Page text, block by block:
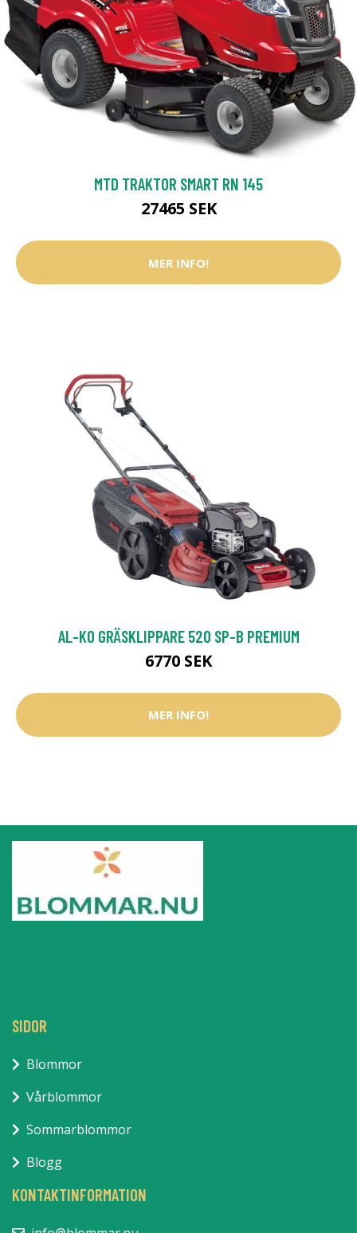
MTD TRAKTOR SMART RN 145
27465 SEK
MER INFO!
AL-KO GRÄSKLIPPARE 520 SP-B PREMIUM
6770 SEK
MER INFO!
SIDOR
Blommor
Vårblommor
Sommarblommor
Blogg
KONTAKTINFORMATION